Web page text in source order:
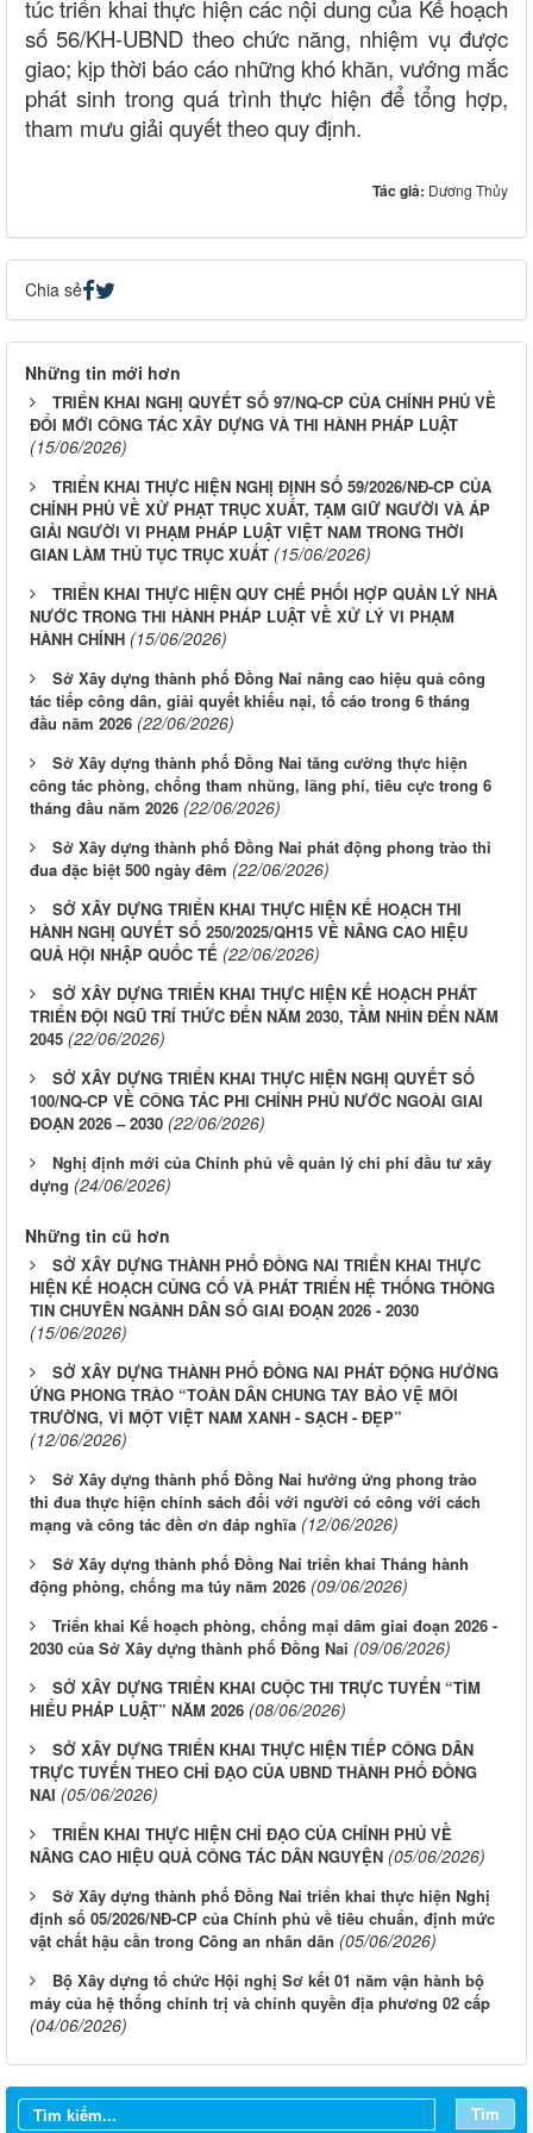
túc triển khai thực hiện các nội dung của Kế hoạch
số 56/KH-UBND theo chức năng, nhiệm vụ được
giao; kịp thời báo cáo những khó khăn, vướng mắc
phát sinh trong quá trình thực hiện để tổng hợp,
tham mưu giải quyết theo quy định.
Tác giả: Dương Thủy
Chia sẻ
Những tin mới hơn
TRIỂN KHAI NGHỊ QUYẾT SỐ 97/NQ-CP CỦA CHÍNH PHỦ VỀ
ĐỔI MỚI CÔNG TÁC XÂY DỰNG VÀ THI HÀNH PHÁP LUẬT
(15/06/2026)
TRIỂN KHAI THỰC HIỆN NGHỊ ĐỊNH SỐ 59/2026/NĐ-CP CỦA
CHÍNH PHỦ VỀ XỬ PHẠT TRỤC XUẤT, TẠM GIỮ NGƯỜI VÀ ÁP
GIẢI NGƯỜI VI PHẠM PHÁP LUẬT VIỆT NAM TRONG THỜI
GIAN LÀM THỦ TỤC TRỤC XUẤT (15/06/2026)
TRIỂN KHAI THỰC HIỆN QUY CHẾ PHỐI HỢP QUẢN LÝ NHÀ
NƯỚC TRONG THI HÀNH PHÁP LUẬT VỀ XỬ LÝ VI PHẠM
HÀNH CHÍNH (15/06/2026)
Sở Xây dựng thành phố Đồng Nai nâng cao hiệu quả công
tác tiếp công dân, giải quyết khiếu nại, tố cáo trong 6 tháng
đầu năm 2026 (22/06/2026)
Sở Xây dựng thành phố Đồng Nai tăng cường thực hiện
công tác phòng, chống tham nhũng, lãng phí, tiêu cực trong 6
tháng đầu năm 2026 (22/06/2026)
Sở Xây dựng thành phố Đồng Nai phát động phong trào thi
đua đặc biệt 500 ngày đêm (22/06/2026)
SỞ XÂY DỰNG TRIỂN KHAI THỰC HIỆN KẾ HOẠCH THI
HÀNH NGHỊ QUYẾT SỐ 250/2025/QH15 VỀ NÂNG CAO HIỆU
QUẢ HỘI NHẬP QUỐC TẾ (22/06/2026)
SỞ XÂY DỰNG TRIỂN KHAI THỰC HIỆN KẾ HOẠCH PHÁT
TRIỂN ĐỘI NGŨ TRÍ THỨC ĐẾN NĂM 2030, TẦM NHÌN ĐẾN NĂM
2045 (22/06/2026)
SỞ XÂY DỰNG TRIỂN KHAI THỰC HIỆN NGHỊ QUYẾT SỐ
100/NQ-CP VỀ CÔNG TÁC PHI CHÍNH PHỦ NƯỚC NGOÀI GIAI
ĐOẠN 2026 – 2030 (22/06/2026)
Nghị định mới của Chính phủ về quản lý chi phí đầu tư xây
dựng (24/06/2026)
Những tin cũ hơn
SỞ XÂY DỰNG THÀNH PHỐ ĐỒNG NAI TRIỂN KHAI THỰC
HIỆN KẾ HOẠCH CỦNG CỐ VÀ PHÁT TRIỂN HỆ THỐNG THÔNG
TIN CHUYÊN NGÀNH DÂN SỐ GIAI ĐOẠN 2026 - 2030
(15/06/2026)
SỞ XÂY DỰNG THÀNH PHỐ ĐỒNG NAI PHÁT ĐỘNG HƯỞNG
ỨNG PHONG TRÀO “TOÀN DÂN CHUNG TAY BẢO VỆ MÔI
TRƯỜNG, VÌ MỘT VIỆT NAM XANH - SẠCH - ĐẸP”
(12/06/2026)
Sở Xây dựng thành phố Đồng Nai hưởng ứng phong trào
thi đua thực hiện chính sách đối với người có công với cách
mạng và công tác đền ơn đáp nghĩa (12/06/2026)
Sở Xây dựng thành phố Đồng Nai triển khai Tháng hành
động phòng, chống ma túy năm 2026 (09/06/2026)
Triển khai Kế hoạch phòng, chống mại dâm giai đoạn 2026 -
2030 của Sở Xây dựng thành phố Đồng Nai (09/06/2026)
SỞ XÂY DỰNG TRIỂN KHAI CUỘC THI TRỰC TUYẾN “TÌM
HIỂU PHÁP LUẬT” NĂM 2026 (08/06/2026)
SỞ XÂY DỰNG TRIỂN KHAI THỰC HIỆN TIẾP CÔNG DÂN
TRỰC TUYẾN THEO CHỈ ĐẠO CỦA UBND THÀNH PHỐ ĐỒNG
NAI (05/06/2026)
TRIỂN KHAI THỰC HIỆN CHỈ ĐẠO CỦA CHÍNH PHỦ VỀ
NÂNG CAO HIỆU QUẢ CÔNG TÁC DÂN NGUYỆN (05/06/2026)
Sở Xây dựng thành phố Đồng Nai triển khai thực hiện Nghị
định số 05/2026/NĐ-CP của Chính phủ về tiêu chuẩn, định mức
vật chất hậu cần trong Công an nhân dân (05/06/2026)
Bộ Xây dựng tổ chức Hội nghị Sơ kết 01 năm vận hành bộ
máy của hệ thống chính trị và chính quyền địa phương 02 cấp
(04/06/2026)
Tìm
LỊCH CÔNG TÁC CỦA LÃNH ĐẠO SỞ XÂY DỰNG (Từ ngày
03/8 đến ngày 08/8/2026)
THÔNG BÁO LỊCH CÔNG TÁC CỦA LÃNH ĐẠO SỞ XÂY